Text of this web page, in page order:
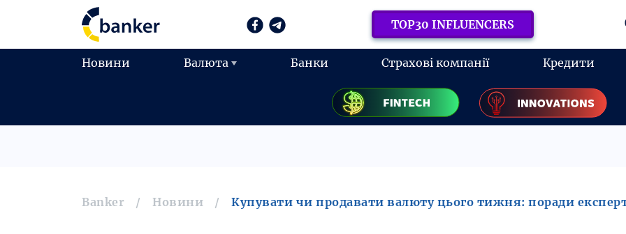
TOP30 INFLUENCERS
Новини Валюта Банки Страхові компанії Кредити
Banker Новини Купувати чи продавати валюту цього тижня: поради